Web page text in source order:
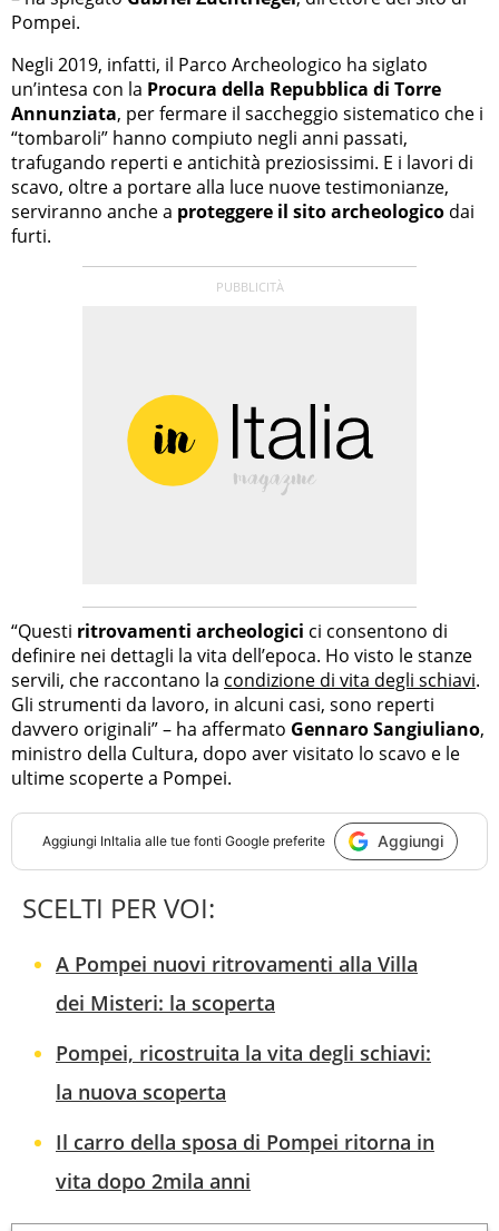
Pompei.
Negli 2019, infatti, il Parco Archeologico ha siglato
un’intesa con la Procura della Repubblica di Torre
Annunziata, per fermare il saccheggio sistematico che i
“tombaroli” hanno compiuto negli anni passati,
trafugando reperti e antichità preziosissimi. E i lavori di
scavo, oltre a portare alla luce nuove testimonianze,
serviranno anche a proteggere il sito archeologico dai
furti.
“Questi ritrovamenti archeologici ci consentono di
definire nei dettagli la vita dell’epoca. Ho visto le stanze
servili, che raccontano la condizione di vita degli schiavi.
Gli strumenti da lavoro, in alcuni casi, sono reperti
davvero originali” – ha affermato Gennaro Sangiuliano,
ministro della Cultura, dopo aver visitato lo scavo e le
ultime scoperte a Pompei.
Aggiungi InItalia alle tue fonti Google preferite Aggiungi
SCELTI PER VOI:
A Pompei nuovi ritrovamenti alla Villa
dei Misteri: la scoperta
Pompei, ricostruita la vita degli schiavi:
la nuova scoperta
Il carro della sposa di Pompei ritorna in
vita dopo 2mila anni